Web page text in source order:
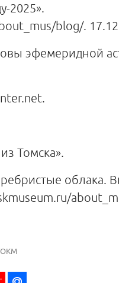
2025».
blog/.
эфемеридной
Томска».
облака.